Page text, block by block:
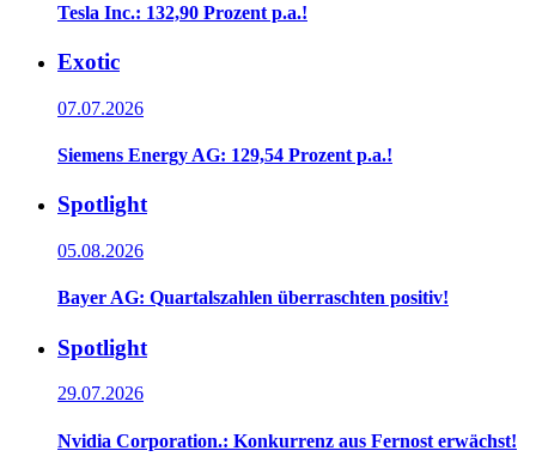
Tesla Inc.: 132,90 Prozent p.a.!
Exotic
07.07.2026
Siemens Energy AG: 129,54 Prozent p.a.!
Spotlight
05.08.2026
Bayer AG: Quartalszahlen überraschten positiv!
Spotlight
29.07.2026
Nvidia Corporation.: Konkurrenz aus Fernost erwächst!